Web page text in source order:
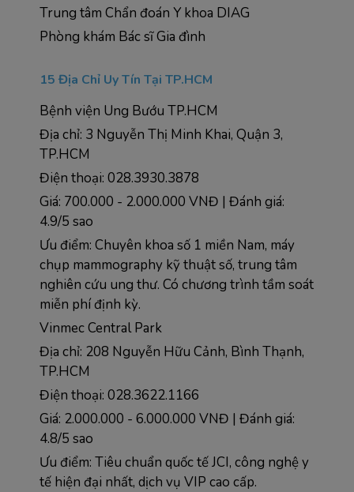
Trung tâm Chẩn đoán Y khoa DIAG
Phòng khám Bác sĩ Gia đình
15 Địa Chỉ Uy Tín Tại TP.HCM
Bệnh viện Ung Bướu TP.HCM
Địa chỉ: 3 Nguyễn Thị Minh Khai, Quận 3,
TP.HCM
Điện thoại: 028.3930.3878
Giá: 700.000 - 2.000.000 VNĐ | Đánh giá:
4.9/5 sao
Ưu điểm: Chuyên khoa số 1 miền Nam, máy
chụp mammography kỹ thuật số, trung tâm
nghiên cứu ung thư. Có chương trình tầm soát
miễn phí định kỳ.
Vinmec Central Park
Địa chỉ: 208 Nguyễn Hữu Cảnh, Bình Thạnh,
TP.HCM
Điện thoại: 028.3622.1166
Giá: 2.000.000 - 6.000.000 VNĐ | Đánh giá:
4.8/5 sao
Ưu điểm: Tiêu chuẩn quốc tế JCI, công nghệ y
tế hiện đại nhất, dịch vụ VIP cao cấp.